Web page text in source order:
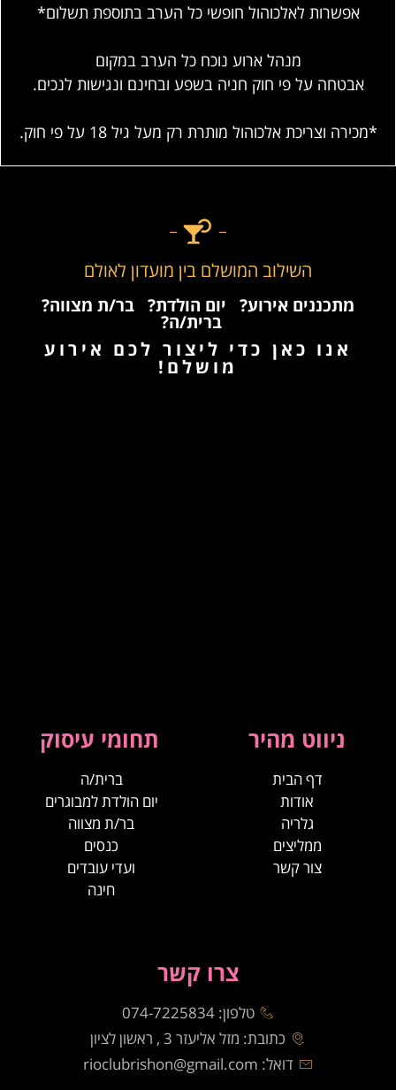
אפשרות לאלכוהול חופשי כל הערב בתוספת תשלום*
מנהל ארוע נוכח כל הערב במקום
אבטחה על פי חוק חניה בשפע ובחינם ונגישות לנכים.
*מכירה וצריכת אלכוהול מותרת רק מעל גיל 18 על פי חוק.
השילוב המושלם בין מועדון לאולם
מתכננים אירוע? יום הולדת? בר/ת מצווה?
ברית/ה?
אנו כאן כדי ליצור לכם אירוע
מושלם!
ניווט מהיר
דף הבית
אודות
גלריה
ממליצים
צור קשר
תחומי עיסוק
ברית/ה
יום הולדת למבוגרים
בר/ת מצווה
כנסים
ועדי עובדים
חינה
צרו קשר
טלפון: 074-7225834
כתובת: מזל אליעזר 3 , ראשון לציון
דואל: rioclubrishon@gmail.com